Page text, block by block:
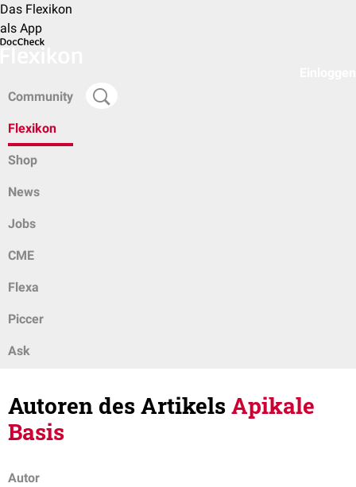
Das Flexikon
als App
Community
Flexikon
Shop
News
Jobs
CME
Flexa
Piccer
Ask
Autoren des ArtikelsApikale
Basis
Autor